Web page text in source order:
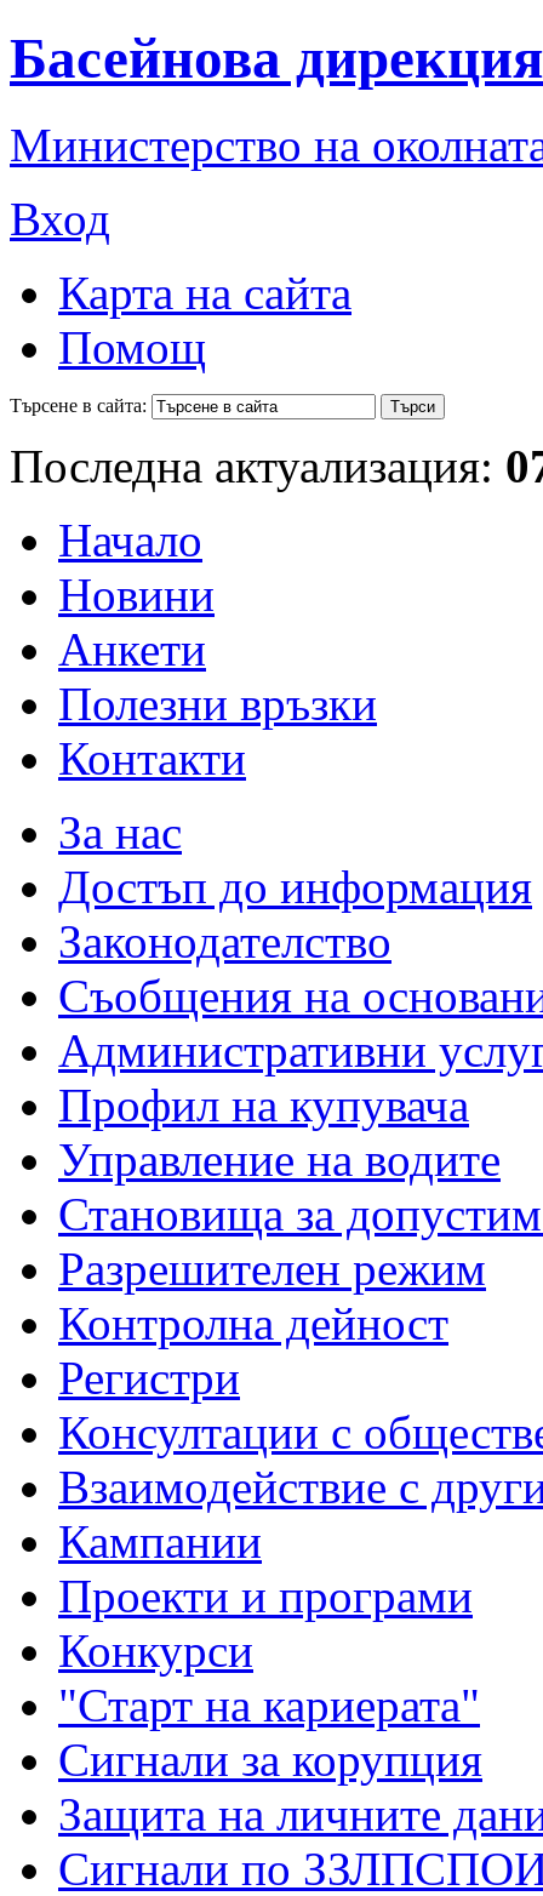
Басейнова
Министерство на
Вход
Карта на сайта
Помощ
Търсене в сайта:
Последна актуализация:
Начало
Новини
Анкети
Полезни връзки
Контакти
За нас
Достъп до информация
Законодателство
Съобщения на
Административни
Профил на купувача
Управление на водите
Становища за
Разрешителен режим
Контролна дейност
Регистри
Консултации с
Взаимодействие с
Кампании
Проекти и програми
Конкурси
"Старт на кариерата"
Сигнали за корупция
Защита на личните
Сигнали по